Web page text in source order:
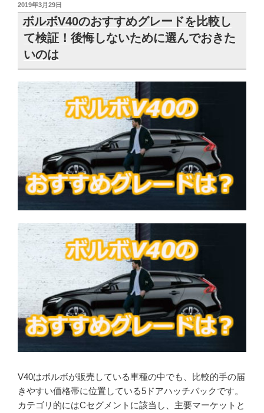
投
稿
日:
2019年3月29日
ボルボV40のおすすめグレードを比較し
て検証！後悔しないために選んでおきた
いのは
V40はボルボが販売している車種の中でも、比較的手の届
きやすい価格帯に位置している5ドアハッチバックです。
カテゴリ的にはCセグメントに該当し、主要マーケットと